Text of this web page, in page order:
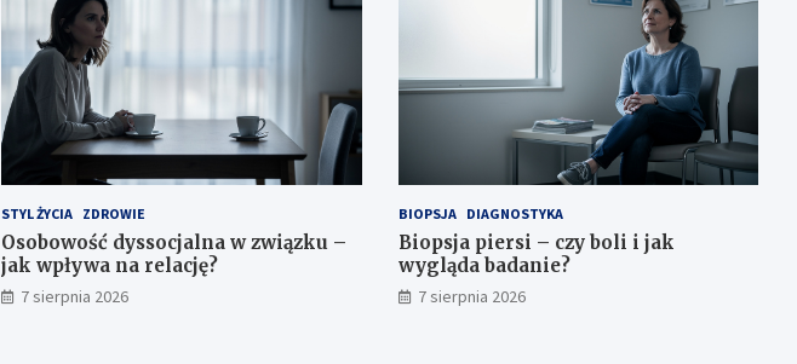
STYL ŻYCIA ZDROWIE
Osobowość dyssocjalna w związku –
jak wpływa na relację?
7 sierpnia 2026
BIOPSJA DIAGNOSTYKA
Biopsja piersi – czy boli i jak
wygląda badanie?
7 sierpnia 2026